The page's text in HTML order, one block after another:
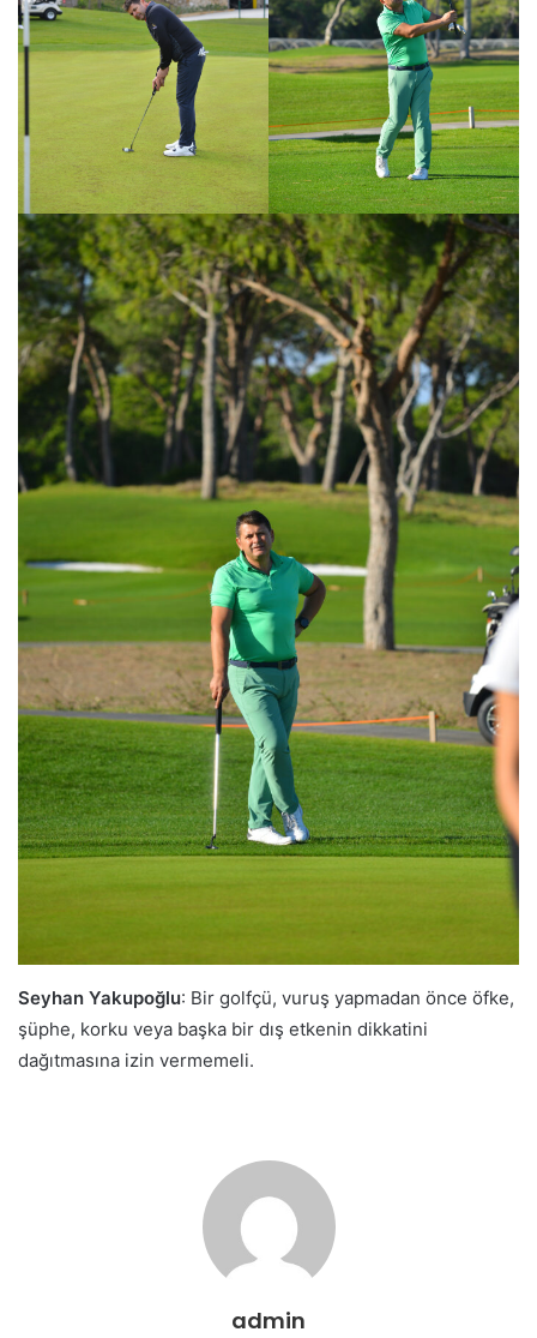
Seyhan Yakupoğlu: Bir golfçü, vuruş yapmadan önce öfke,
şüphe, korku veya başka bir dış etkenin dikkatini
dağıtmasına izin vermemeli.
admin